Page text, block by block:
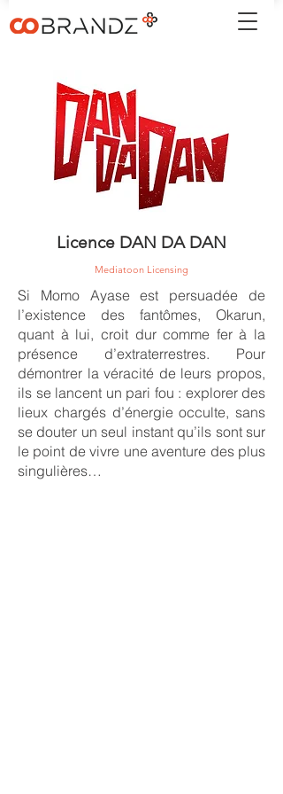
Licence DAN DA DAN
Mediatoon Licensing
Si Momo Ayase est persuadée de
l’existence des fantômes, Okarun,
quant à lui, croit dur comme fer à la
présence d’extraterrestres. Pour
démontrer la véracité de leurs propos,
ils se lancent un pari fou : explorer des
lieux chargés d’énergie occulte, sans
se douter un seul instant qu’ils sont sur
le point de vivre une aventure des plus
singulières…